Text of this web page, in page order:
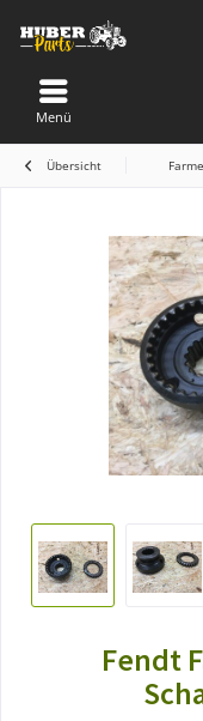
Menü
Übersicht
Fendt